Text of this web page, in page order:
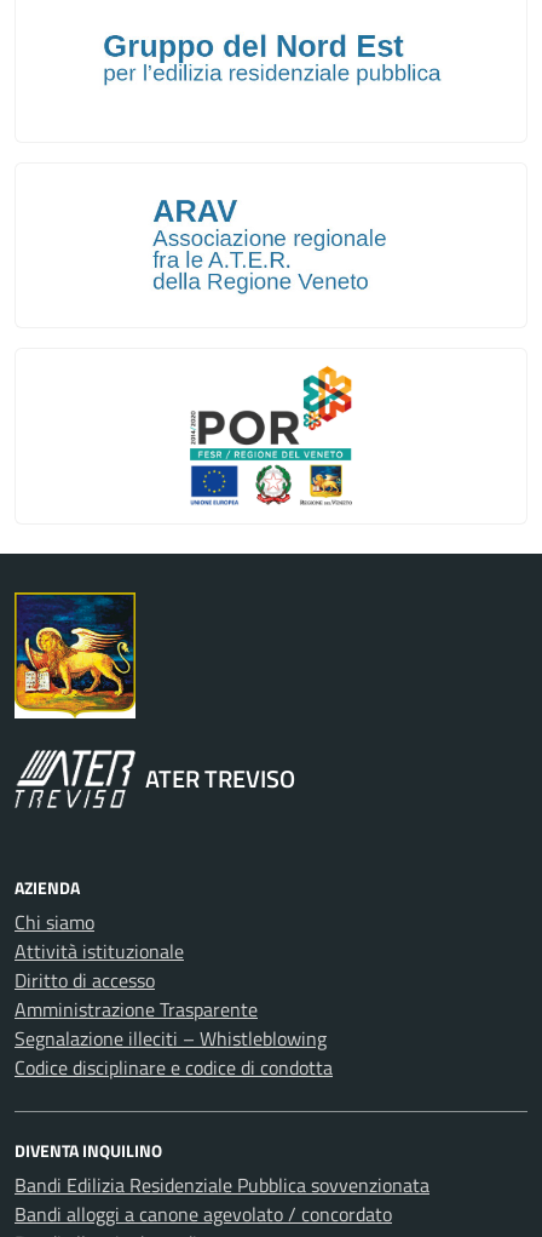
Regione Veneto
ATER TREVISO
AZIENDA
Chi siamo
Attività istituzionale
Diritto di accesso
Amministrazione Trasparente
Segnalazione illeciti – Whistleblowing
Codice disciplinare e codice di condotta
DIVENTA INQUILINO
Bandi Edilizia Residenziale Pubblica sovvenzionata
Bandi alloggi a canone agevolato / concordato